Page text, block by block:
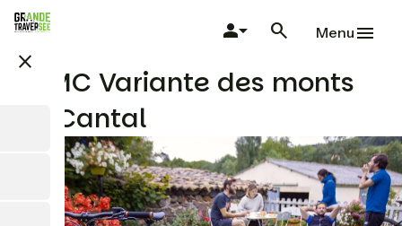
Aller
au
principal
close
Menu
GTMC Variante des monts
du Cantal